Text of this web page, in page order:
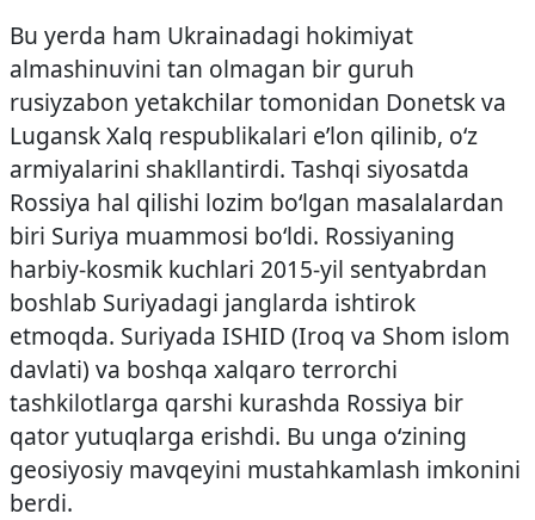
Bu yerda ham Ukrainadagi hokimiyat
almashinuvini tan olmagan bir guruh
rusiyzabon yetakchilar tomonidan Donetsk va
Lugansk Xalq respublikalari e’lon qilinib, o‘z
armiyalarini shakllantirdi. Tashqi siyosatda
Rossiya hal qilishi lozim bo‘lgan masalalardan
biri Suriya muammosi bo‘ldi. Rossiyaning
harbiy-kosmik kuchlari 2015-yil sentyabrdan
boshlab Suriyadagi janglarda ishtirok
etmoqda. Suriyada ISHID (Iroq va Shom islom
davlati) va boshqa xalqaro terrorchi
tashkilotlarga qarshi kurashda Rossiya bir
qator yutuqlarga erishdi. Bu unga o‘zining
geosiyosiy mavqeyini mustahkamlash imkonini
berdi.